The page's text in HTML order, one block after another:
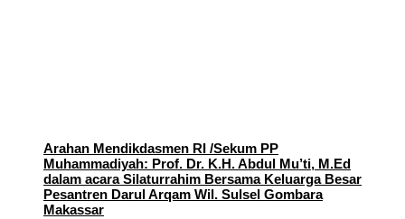
Arahan Mendikdasmen RI /Sekum PP
Muhammadiyah: Prof. Dr. K.H. Abdul Mu’ti, M.Ed
dalam acara Silaturrahim Bersama Keluarga Besar
Pesantren Darul Arqam Wil. Sulsel Gombara
Makassar